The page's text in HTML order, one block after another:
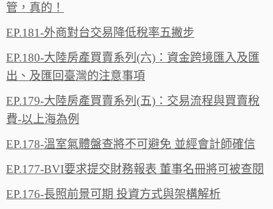
管，真的！
EP.181-外商對台交易降低稅率五撇步
EP.180-大陸房產買賣系列(六)：資金跨境匯入及匯
出、及匯回臺灣的注意事項
EP.179-大陸房產買賣系列(五)：交易流程與買賣稅
費-以上海為例
EP.178-溫室氣體盤查將不可避免 並經會計師確信
EP.177-BVI要求提交財務報表 董事名冊將可被查閱
EP.176-長照前景可期 投資方式與架構解析